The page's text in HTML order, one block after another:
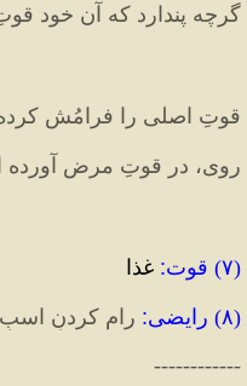
گرچه پندارد که آن خود
قوتِ اصلی را فرامُش
روی، در قوتِ مرض
(۷) قوت: غذا
(۸) رایضی:‌ رام کردنِ
------------